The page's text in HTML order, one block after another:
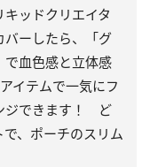
ッドクリエイタ
バーしたら、「グ
で血色感と立体感
イテムで一気にフ
ジできます！ ど
、ポーチのスリム